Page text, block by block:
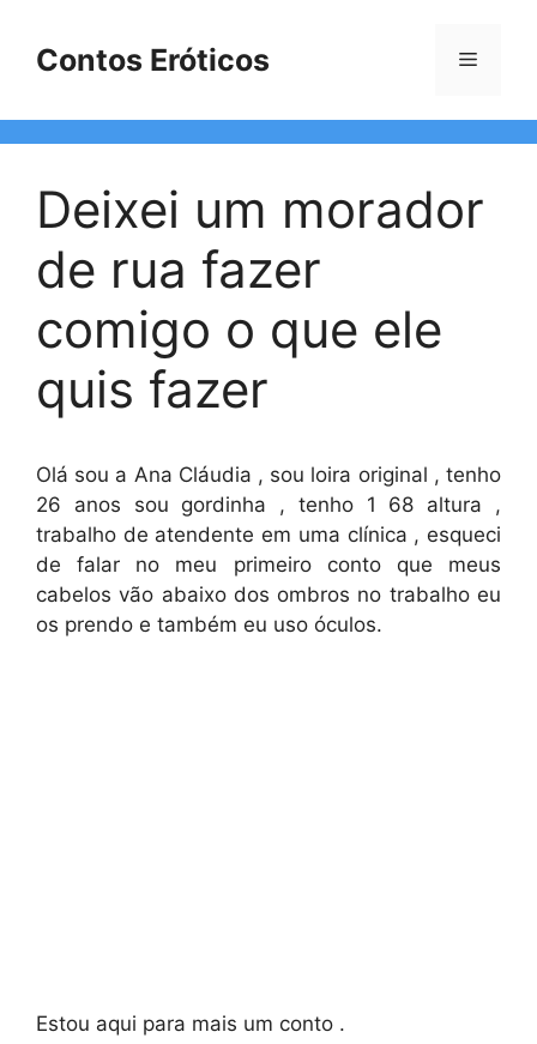
Contos Eróticos Menu
Deixei um morador
de rua fazer
comigo o que ele
quis fazer
Olá sou a Ana Cláudia , sou loira original , tenho
26 anos sou gordinha , tenho 1 68 altura ,
trabalho de atendente em uma clínica , esqueci
de falar no meu primeiro conto que meus
cabelos vão abaixo dos ombros no trabalho eu
os prendo e também eu uso óculos.
Estou aqui para mais um conto .